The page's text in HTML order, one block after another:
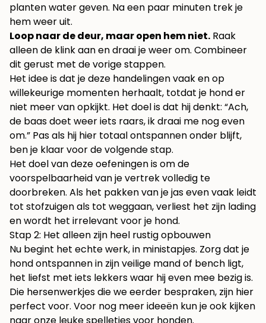
planten water geven. Na een paar minuten trek je
hem weer uit.
Loop naar de deur, maar open hem niet. Raak
alleen de klink aan en draai je weer om. Combineer
dit gerust met de vorige stappen.
Het idee is dat je deze handelingen vaak en op
willekeurige momenten herhaalt, totdat je hond er
niet meer van opkijkt. Het doel is dat hij denkt: “Ach,
de baas doet weer iets raars, ik draai me nog even
om.” Pas als hij hier totaal ontspannen onder blijft,
ben je klaar voor de volgende stap.
Het doel van deze oefeningen is om de
voorspelbaarheid van je vertrek volledig te
doorbreken. Als het pakken van je jas even vaak leidt
tot stofzuigen als tot weggaan, verliest het zijn lading
en wordt het irrelevant voor je hond.
Stap 2: Het alleen zijn heel rustig opbouwen
Nu begint het echte werk, in ministapjes. Zorg dat je
hond ontspannen in zijn veilige mand of bench ligt,
het liefst met iets lekkers waar hij even mee bezig is.
Die hersenwerkjes die we eerder bespraken, zijn hier
perfect voor. Voor nog meer ideeën kun je ook kijken